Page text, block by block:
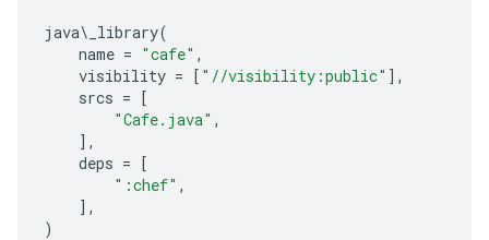
java\ _library(
name = "cafe" ,
visibility = [ "//visibility:public" ],
srcs = [
"Cafe.java" ,
],
deps = [
":chef" ,
],
)